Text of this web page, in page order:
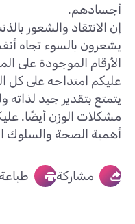
أجسادهم.
إن الانتقاد والشعور
يشعرون بالسوء تجاه
الأرقام الموجودة على
عليكم امتداحه على كل
يتمتع بتقدير جيد
مشكلات الوزن أيضًا.
أهمية الصحة والسلوك
مشاركة طباعة